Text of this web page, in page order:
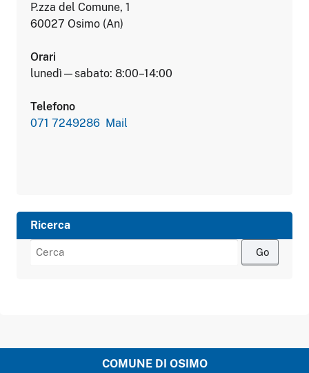
P.zza del Comune, 1
60027 Osimo (An)
Orari
lunedì—sabato: 8:00–14:00
Telefono
071 7249286 Mail
Ricerca
Cerca:
COMUNE DI OSIMO